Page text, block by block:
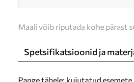
Maali võib riputada kohe pärast
Spetsifikatsioonid ja
Pange tähele: kujutatud